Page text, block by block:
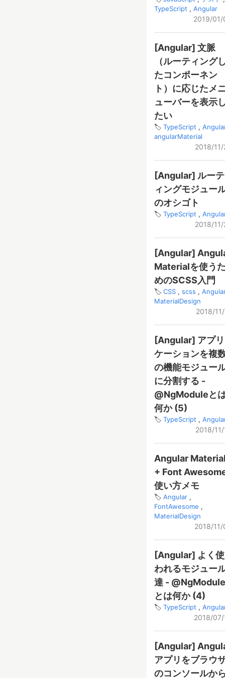
TypeScript
Angular
2019/01/
[Angular] 文脈
（ルーティング
たコンポーネン
ト）に応じたメ
ューバーを表示
たい
TypeScript
angularMaterial
2018/
[Angular] ルーテ
ィングモジュー
のオシゴト
TypeScript
2018/
[Angular]
Materialを使う
めのSCSS入門
CSS scss
MaterialDesign
2018/
[Angular] アプリ
ケーションを複
の機能モジュー
に分割する -
@NgModuleと
何か (5)
TypeScript
2018/
Angular
+ Font
使い方メモ
Angular
FontAwesome
MaterialDesign
2018/
[Angular] よく使
われるモジュー
達 - @NgModule
とは何か (4)
TypeScript
2018/
[Angular]
アプリをブラウ
のコンソールか